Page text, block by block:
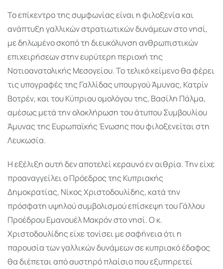
Το επίκεντρο της συμφωνίας είναι η φιλοξενία και
ανάπτυξη γαλλικών στρατιωτικών δυνάμεων στο νησί,
με δηλωμένο σκοπό τη διευκόλυνση ανθρωπιστικών
επιχειρήσεων στην ευρύτερη περιοχή της
Νοτιοανατολικής Μεσογείου. Το τελικό κείμενο θα φέρει
τις υπογραφές της Γαλλίδας υπουργού Άμυνας, Κατρίν
Βοτρέν, και του Κύπριου ομολόγου της, Βασίλη Πάλμα,
αμέσως μετά την ολοκλήρωση του άτυπου Συμβουλίου
Άμυνας της Ευρωπαϊκής Ένωσης που φιλοξενείται στη
Λευκωσία.
Η εξέλιξη αυτή δεν αποτελεί κεραυνό εν αιθρία. Την είχε
προαναγγείλει ο Πρόεδρος της Κυπριακής
Δημοκρατίας, Νίκος Χριστοδουλίδης, κατά την
πρόσφατη υψηλού συμβολισμού επίσκεψη του Γάλλου
Προέδρου Εμανουέλ Μακρόν στο νησί. Ο κ.
Χριστοδουλίδης είχε τονίσει με σαφήνεια ότι η
παρουσία των γαλλικών δυνάμεων σε κυπριακό έδαφος
θα διέπεται από αυστηρό πλαίσιο που εξυπηρετεί